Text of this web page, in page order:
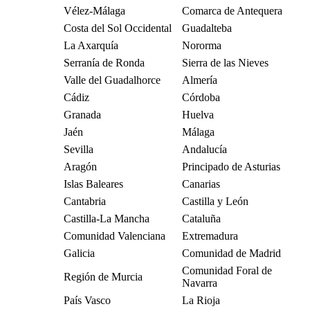
Vélez-Málaga
Comarca de Antequera
Costa del Sol Occidental
Guadalteba
La Axarquía
Nororma
Serranía de Ronda
Sierra de las Nieves
Valle del Guadalhorce
Almería
Cádiz
Córdoba
Granada
Huelva
Jaén
Málaga
Sevilla
Andalucía
Aragón
Principado de Asturias
Islas Baleares
Canarias
Cantabria
Castilla y León
Castilla-La Mancha
Cataluña
Comunidad Valenciana
Extremadura
Galicia
Comunidad de Madrid
Región de Murcia
Comunidad Foral de
Navarra
País Vasco
La Rioja